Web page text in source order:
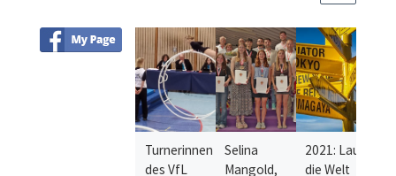
Turnerinnen
des VfL
Selina
Mangold,
2021: Lauf um
die Welt